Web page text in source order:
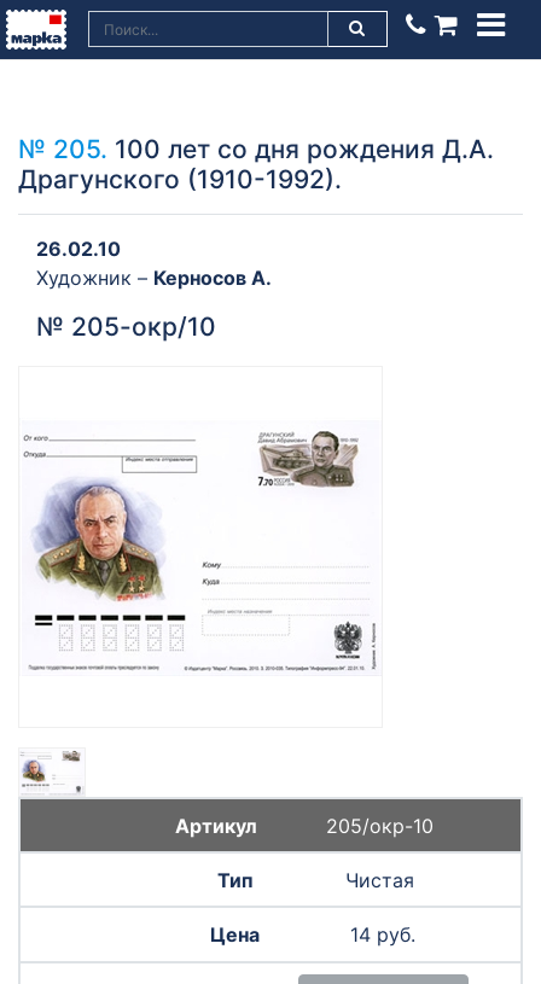
№ 205. 100 лет со дня рождения Д.А.
Драгунского (1910-1992).
26.02.10
Художник – Керносов А.
№ 205-окр/10
205/окр-10
Чистая
14 руб.